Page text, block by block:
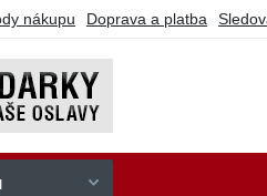
nákupu Doprava a platba